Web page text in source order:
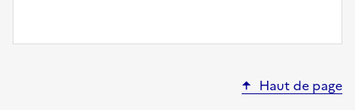
Haut de page